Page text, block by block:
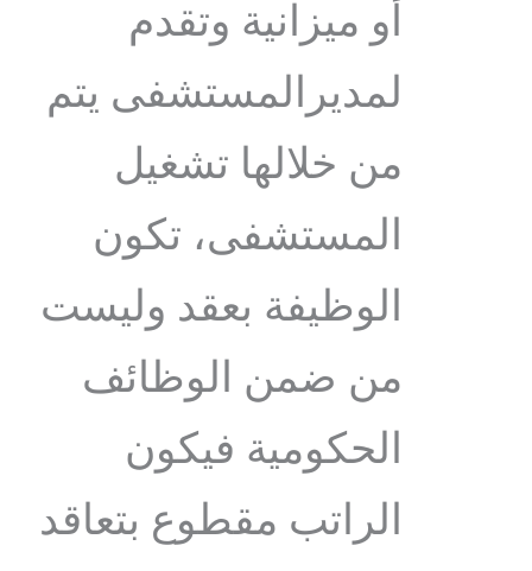
أو ميزانية وتقدم
لمديرالمستشفى يتم
من خلالها تشغيل
المستشفى، تكون
الوظيفة بعقد وليست
من ضمن الوظائف
الحكومية فيكون
الراتب مقطوع بتعاقد